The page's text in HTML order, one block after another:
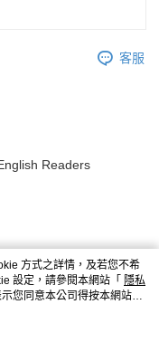
客服
Readers
方式之詳情，及若您不希
設定，請參閱本網站「 隱私
您同意本公司得按本網站使